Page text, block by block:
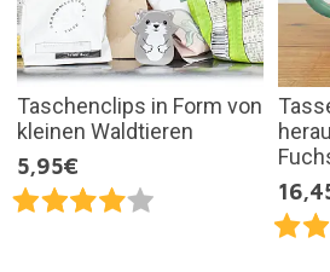
Taschenclips in Form von
kleinen Waldtieren
5,95€